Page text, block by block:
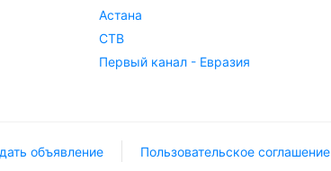
Астана
СТВ
Первый канал - Евразия
объявление Пользовательское соглашение